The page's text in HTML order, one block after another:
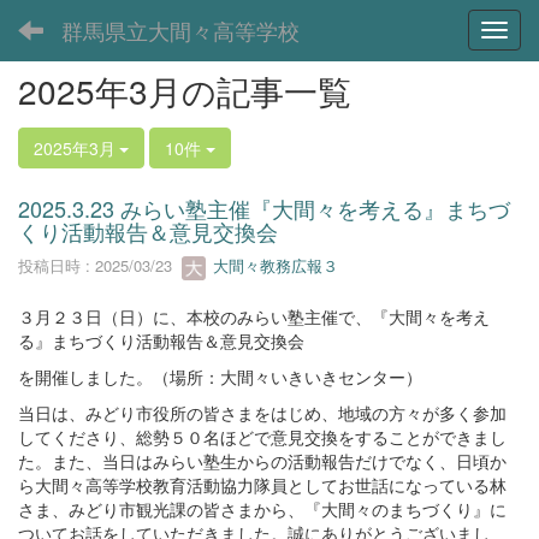
群馬県立大間々高等学校
2025年3月の記事一覧
2025年3月 10件
2025.3.23 みらい塾主催『大間々を考える』まちづ
くり活動報告＆意見交換会
投稿日時 : 2025/03/23 大間々教務広報３
３月２３日（日）に、本校のみらい塾主催で、『大間々を考え
る』まちづくり活動報告＆意見交換会
を開催しました。（場所：大間々いきいきセンター）
当日は、みどり市役所の皆さまをはじめ、地域の方々が多く参加
してくださり、総勢５０名ほどで意見交換をすることができまし
た。また、当日はみらい塾生からの活動報告だけでなく、日頃か
ら大間々高等学校教育活動協力隊員としてお世話になっている林
さま、みどり市観光課の皆さまから、『大間々のまちづくり』に
ついてお話をしていただきました。誠にありがとうございまし